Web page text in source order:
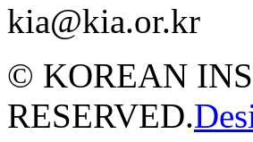
kia@kia.or.kr
© KOREAN
RESERVED.